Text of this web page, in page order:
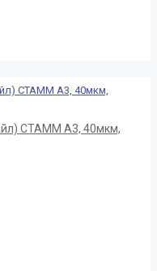
СТАММ А3, 40мкм,